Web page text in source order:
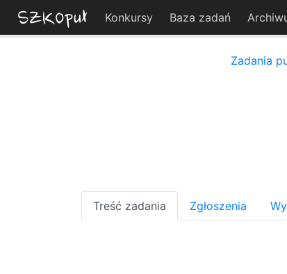
Konkursy Baza zadań
Zadania
Treść zadania Zgłoszenia